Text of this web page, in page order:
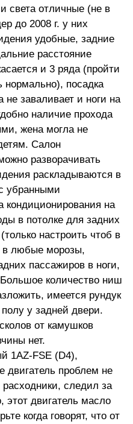
света отличные (не в
до 2008 г. у них
удобные, задние
расстояние
и 3 ряда (пройти
нормально), посадка
не заваливает и ноги на
наличие прохода
жена могла не
Салон
разворачивать
раскладываются в
убранными
на
в потолке для задних
настроить чтоб в
в любые морозы,
пассажиров в ноги,
количество ниш
имеется рундук
у задней двери.
от камушков
нет.
1AZ-FSE (D4),
двигатель проблем не
следил за
двигатель масло
когда говорят, что от